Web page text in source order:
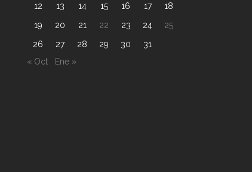
12
13 14 15 16 17
18
19
20 21 22 23 24
25
26
27 28 29 30
31
« Oct
Ene »